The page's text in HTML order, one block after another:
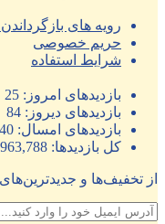
رویه های بازگرداندن
حریم خصوصی
شرایط استفاده
بازدیدهای امروز: 25
بازدیدهای دیروز: 84
بازدیدهای امسال:
کل بازدیدها: 963,788
از تخفیف‌ها و